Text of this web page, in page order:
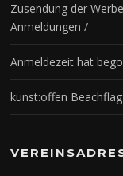
Zusendung der
Anmeldungen /
Anmeldezeit hat
kunst:offen Beachflag